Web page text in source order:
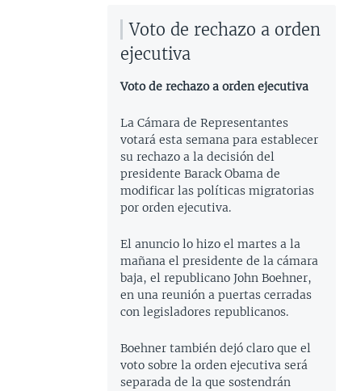
Voto de rechazo a orden
ejecutiva
Voto de rechazo a orden ejecutiva
La Cámara de Representantes
votará esta semana para establecer
su rechazo a la decisión del
presidente Barack Obama de
modificar las políticas migratorias
por orden ejecutiva.
El anuncio lo hizo el martes a la
mañana el presidente de la cámara
baja, el republicano John Boehner,
en una reunión a puertas cerradas
con legisladores republicanos.
Boehner también dejó claro que el
voto sobre la orden ejecutiva será
separada de la que sostendrán